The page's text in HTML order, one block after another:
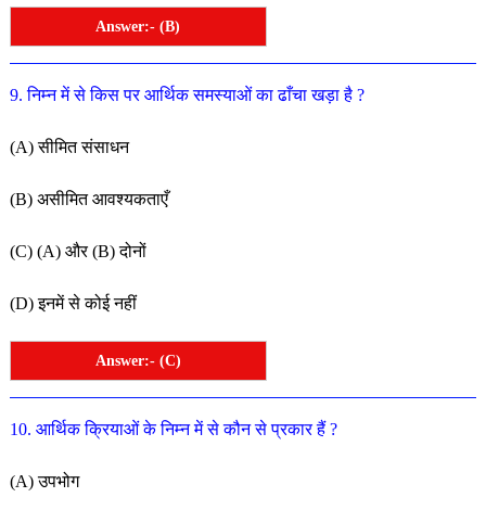
Answer:- (B)
9.निम्नमेंसेकिसपरआर्थिकसमस्याओंकाढाँचाखड़ाहै ?
(A)सीमितसंसाधन
(B) असीमितआवश्यकताएँ
(C) (A) और(B)दोनों
(D)इनमेंसेकोईनहीं
Answer:- (C)
10. आर्थिकक्रियाओंकेनिम्नमेंसेकौनसेप्रकारहैं ?
(A)उपभोग